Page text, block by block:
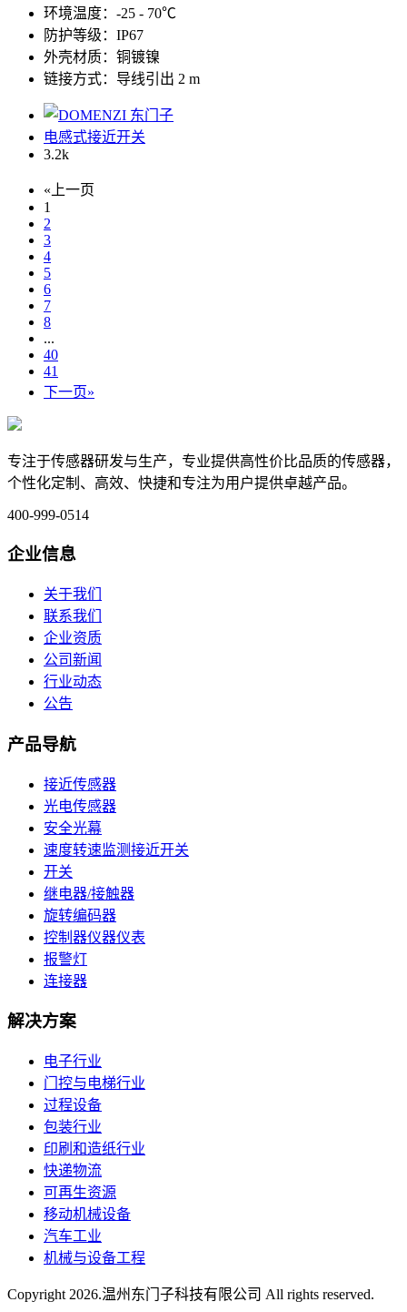
环境温度：-25 - 70℃
防护等级：IP67
外壳材质：铜镀镍
链接方式：导线引出 2 m
电感式接近开关
3.2k
«上一页
1
2
3
4
5
6
7
8
...
40
41
下一页»
专注于传感器研发与生产，专业提供高性价比品质的传感器，
个性化定制、高效、快捷和专注为用户提供卓越产品。
400-999-0514
企业信息
关于我们
联系我们
企业资质
公司新闻
行业动态
公告
产品导航
接近传感器
光电传感器
安全光幕
速度转速监测接近开关
开关
继电器/接触器
旋转编码器
控制器仪器仪表
报警灯
连接器
解决方案
电子行业
门控与电梯行业
过程设备
包装行业
印刷和造纸行业
快递物流
可再生资源
移动机械设备
汽车工业
机械与设备工程
Copyright 2026.温州东门子科技有限公司 All rights reserved.